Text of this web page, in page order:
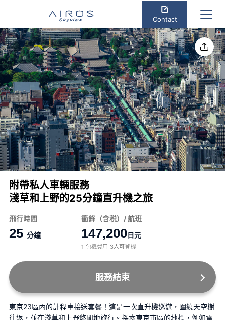
Contact
分享
附帶私人車輛服務
淺草和上野的25分鐘直升機之旅
飛行時間
25 分鐘
衝鋒（含税）/ 航班
147,200日元
1 包機費用 3人可登機
服務結束
東京23區內的計程車接送套餐！這是一次直升機巡遊，圍繞天空樹
往返，並在淺草和上野悠閒地旅行。探索東京市區的地標，例如雷